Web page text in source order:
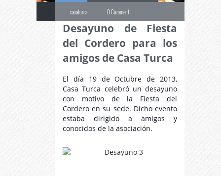
casaturca 0 Comment
Desayuno de Fiesta
del Cordero para los
amigos de Casa Turca
El día 19 de Octubre de 2013,
Casa Turca celebró un desayuno
con motivo de la Fiesta del
Cordero en su sede. Dicho evento
estaba dirigido a amigos y
conocidos de la asociación.